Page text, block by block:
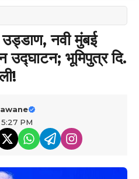
नवी मुंबई
उद्घाटन; भूमिपुत्र दि.
PM